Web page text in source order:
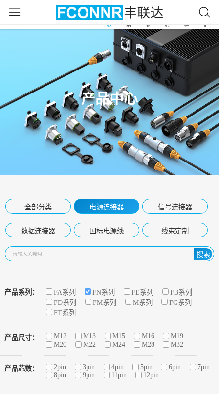
首
页
产
品
中
心
由
定
制
用
行
业
心
持
于
我
们
产品中心
全部分类 电源连接器 信号连接器
数据连接器 国标电源线 线束定制
搜索
产品系列： FA系列 FN系列 FE系列
FB系列
FD系列
FM系列 M系列
FG系列
FT系列
产品尺寸： M12 M13 M15 M16
M19
M20
M22 M24 M28 M32
产品芯数： 2pin 3pin 4pin 5pin 6pin
7pin
8pin
9pin 11pin 12pin